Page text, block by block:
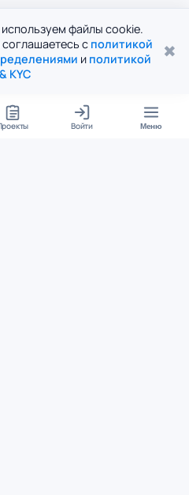
файлы cookie.
с политикой
и политикой
KYC
✖
Войти Меню